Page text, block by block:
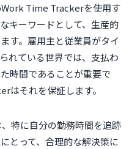
Time Trackerを使用す
キーワードとして、生産的
す。雇用主と従業員がタイ
れている世界では、支払わ
時間であることが重要で
はそれを保証します。
特に自分の勤務時間を追跡
とって、合理的な解決策に